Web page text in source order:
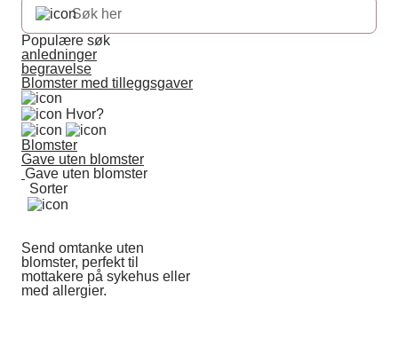
Populære søk
anledninger
begravelse
Blomster med tilleggsgaver
Hvor?
Blomster
Gave uten blomster
Gave uten blomster
Sorter
Send omtanke uten
blomster, perfekt til
mottakere på sykehus eller
med allergier.